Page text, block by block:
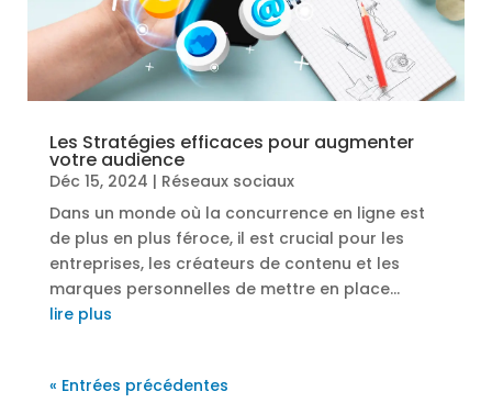
Les Stratégies efficaces pour augmenter
votre audience
Déc 15, 2024 | Réseaux sociaux
Dans un monde où la concurrence en ligne est
de plus en plus féroce, il est crucial pour les
entreprises, les créateurs de contenu et les
marques personnelles de mettre en place...
lire plus
« Entrées précédentes